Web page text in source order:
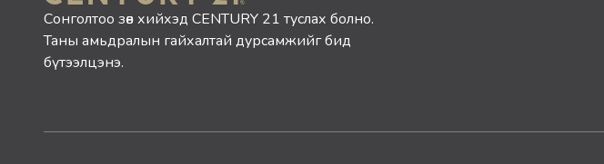
Сонголтоо зөв хийхэд CENTURY 21 туслах болно.
Таны амьдралын гайхалтай дурсамжийг бид
бүтээлцэнэ.